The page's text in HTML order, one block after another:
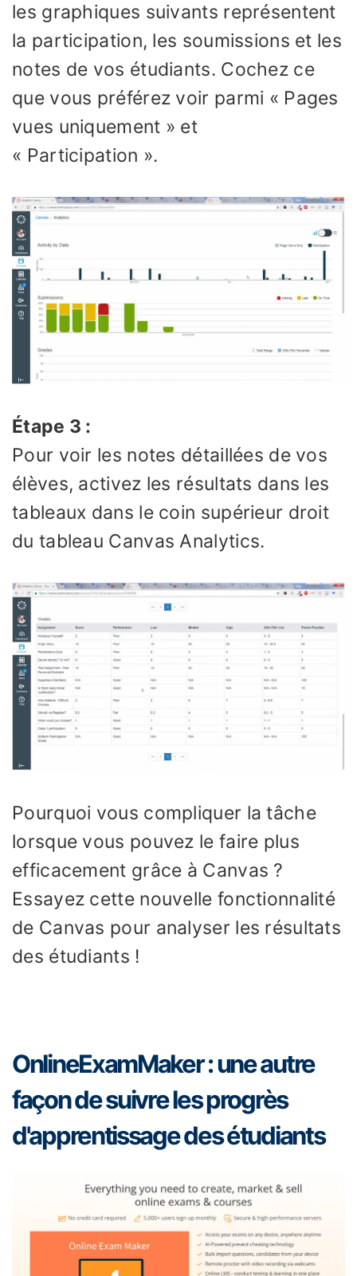
les graphiques suivants représentent
la participation, les soumissions et les
notes de vos étudiants. Cochez ce
que vous préférez voir parmi « Pages
vues uniquement » et
« Participation ».
Étape 3 :
Pour voir les notes détaillées de vos
élèves, activez les résultats dans les
tableaux dans le coin supérieur droit
du tableau Canvas Analytics.
Pourquoi vous compliquer la tâche
lorsque vous pouvez le faire plus
efficacement grâce à Canvas ?
Essayez cette nouvelle fonctionnalité
de Canvas pour analyser les résultats
des étudiants !
OnlineExamMaker : une autre
façon de suivre les progrès
d'apprentissage des étudiants